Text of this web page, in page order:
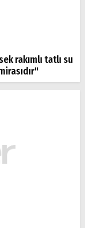
rakımlı tatlı su